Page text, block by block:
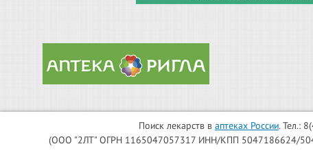
Поиск лекарств в аптеках России. Тел.:
(ООО "2ЛТ" ОГРН 1165047057317 ИНН/КПП 5047186624/